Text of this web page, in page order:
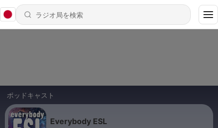
ポッドキャスト
Everybody ESL